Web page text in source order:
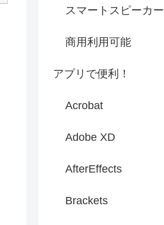
スマートスピーカー
商用利用可能
アプリで便利！
Acrobat
Adobe XD
AfterEffects
Brackets